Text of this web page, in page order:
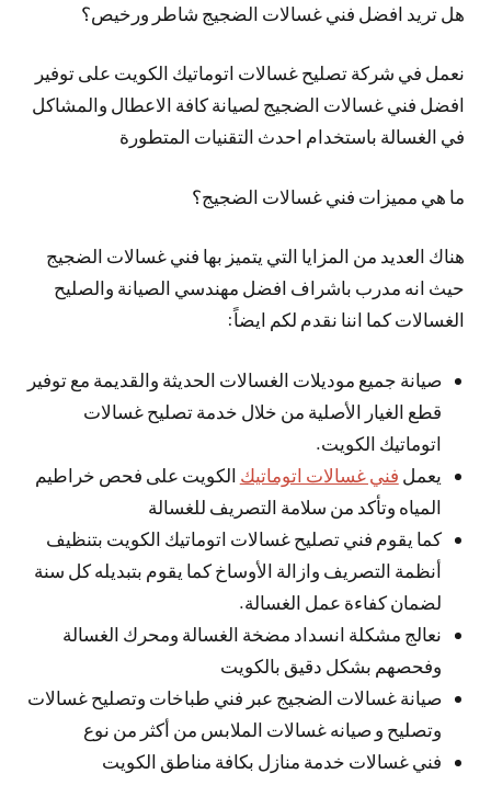
هل تريد افضل فني غسالات الضجيج شاطر ورخيص؟
نعمل في شركة تصليح غسالات اتوماتيك الكويت على توفير
افضل فني غسالات الضجيج لصيانة كافة الاعطال والمشاكل
في الغسالة باستخدام احدث التقنيات المتطورة
ما هي مميزات فني غسالات الضجيج؟
هناك العديد من المزايا التي يتميز بها فني غسالات الضجيج
حيث انه مدرب باشراف افضل مهندسي الصيانة والصليح
الغسالات كما اننا نقدم لكم ايضاً:
صيانة جميع موديلات الغسالات الحديثة والقديمة مع توفير
قطع الغيار الأصلية من خلال خدمة تصليح غسالات
اتوماتيك الكويت.
يعمل فني غسالات اتوماتيك الكويت على فحص خراطيم
المياه وتأكد من سلامة التصريف للغسالة
كما يقوم فني تصليح غسالات اتوماتيك الكويت بتنظيف
أنظمة التصريف وازالة الأوساخ كما يقوم بتبديله كل سنة
لضمان كفاءة عمل الغسالة.
نعالج مشكلة انسداد مضخة الغسالة ومحرك الغسالة
وفحصهم بشكل دقيق بالكويت
صيانة غسالات الضجيج عبر فني طباخات وتصليح غسالات
وتصليح و صيانه غسالات الملابس من أكثر من نوع
فني غسالات خدمة منازل بكافة مناطق الكويت